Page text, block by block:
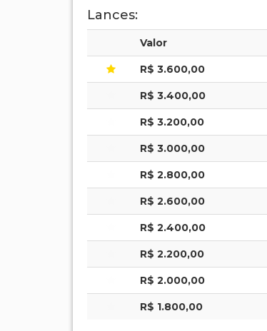
Lances:
Valor
R$ 3.600,00
R$ 3.400,00
R$ 3.200,00
R$ 3.000,00
R$ 2.800,00
R$ 2.600,00
R$ 2.400,00
R$ 2.200,00
R$ 2.000,00
R$ 1.800,00